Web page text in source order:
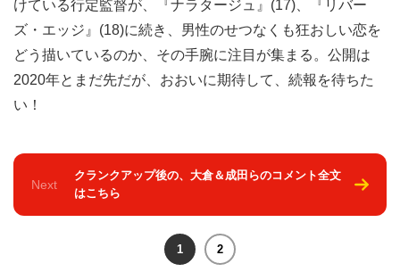
けている行定監督が、『ナラタージュ』(17)、『リバー
ズ・エッジ』(18)に続き、男性のせつなくも狂おしい恋を
どう描いているのか、その手腕に注目が集まる。公開は
2020年とまだ先だが、おおいに期待して、続報を待ちた
い！
Next
クランクアップ後の、大倉＆成田らのコメント全文
はこちら
1 2